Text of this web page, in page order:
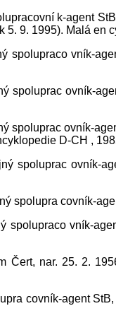
k-agent
5. 9. 1995). Malá en
spolupraco vník-
spoluprac ovník-
spoluprac ovník-
D-CH ,
spoluprac ovník-
spolupra covník-
spolupraco vník-
Čert, nar. 25. 2.
covník-agent